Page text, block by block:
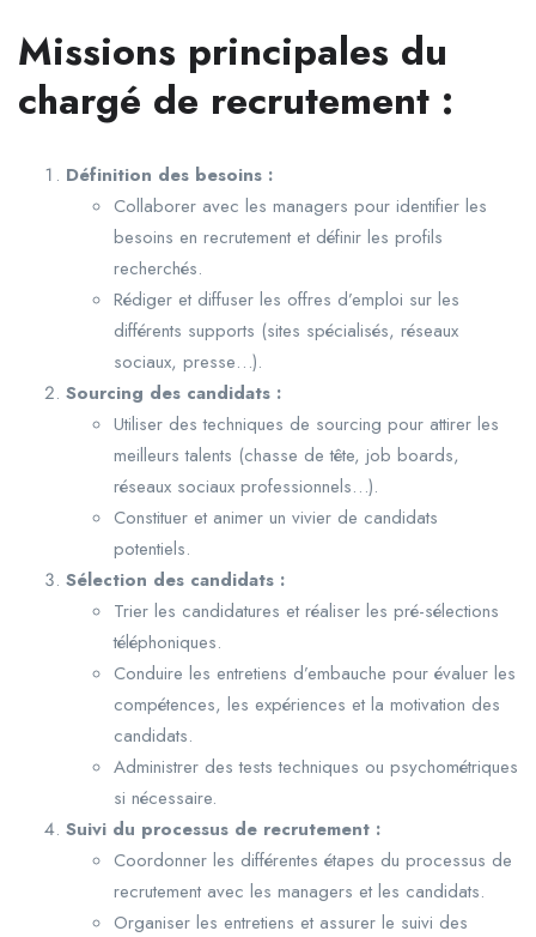
Missions principales du
chargé de recrutement :
Définition des besoins :
Collaborer avec les managers pour identifier les
besoins en recrutement et définir les profils
recherchés.
Rédiger et diffuser les offres d’emploi sur les
différents supports (sites spécialisés, réseaux
sociaux, presse…).
Sourcing des candidats :
Utiliser des techniques de sourcing pour attirer les
meilleurs talents (chasse de tête, job boards,
réseaux sociaux professionnels…).
Constituer et animer un vivier de candidats
potentiels.
Sélection des candidats :
Trier les candidatures et réaliser les pré-sélections
téléphoniques.
Conduire les entretiens d’embauche pour évaluer les
compétences, les expériences et la motivation des
candidats.
Administrer des tests techniques ou psychométriques
si nécessaire.
Suivi du processus de recrutement :
Coordonner les différentes étapes du processus de
recrutement avec les managers et les candidats.
Organiser les entretiens et assurer le suivi des